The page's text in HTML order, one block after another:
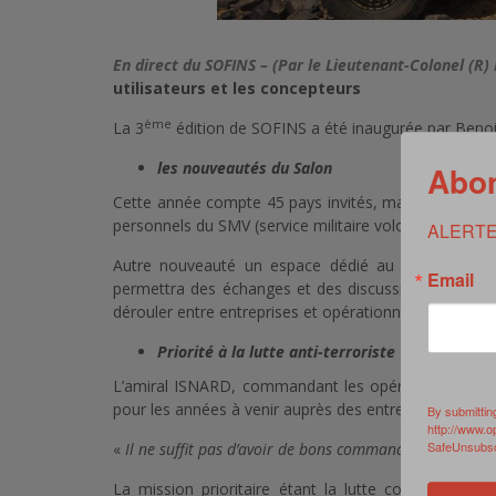
En direct du SOFINS – (Par le Lieutenant-Colonel (R)
utilisateurs et les concepteurs
La 3ème édition de SOFINS a été inaugurée par
les nouveautés du Salon
Cette année compte 45 pays invités, mais aussi une
personnels du SMV (service militaire volontaire),
Autre nouveauté un espace dédié au B&B et
permettra des échanges et des discussions dans
dérouler entre entreprises et opérationnels, mais
Priorité à la lutte anti-terroriste
L’amiral ISNARD, commandant les opérations
pour les années à venir auprès des entreprises.
« Il ne suffit pas d’avoir de bons commandos, si les
La mission prioritaire étant la lutte contre les
Email
By
http://